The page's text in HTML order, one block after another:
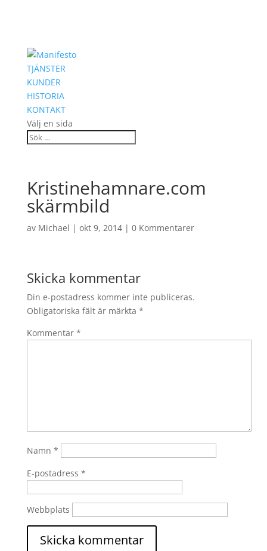
TJÄNSTER
KUNDER
HISTORIA
KONTAKT
Välj en sida
Kristinehamnare.com
skärmbild
av Michael | okt 9, 2014| 0 Kommentarer
Skicka kommentar
Din e-postadress kommer inte publiceras.
Obligatoriska fält är märkta *
Kommentar *
Namn *
E-postadress *
Webbplats